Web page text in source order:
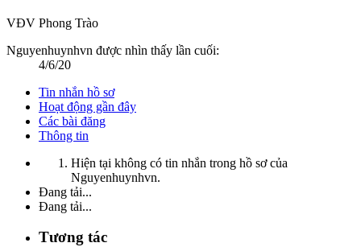
VĐV Phong Trào
Nguyenhuynhvn được nhìn thấy lần cuối:
4/6/20
Tin nhắn hồ sơ
Hoạt động gần đây
Các bài đăng
Thông tin
Hiện tại không có tin nhắn trong hồ sơ của
Nguyenhuynhvn.
Đang tải...
Đang tải...
Tương tác